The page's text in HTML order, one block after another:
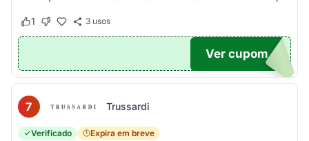
Este cupom funcionou
1 Este cupom não funcionou
3usos
EIRA
Ver cupom
7 Trussardi
Verificado Expira em breve